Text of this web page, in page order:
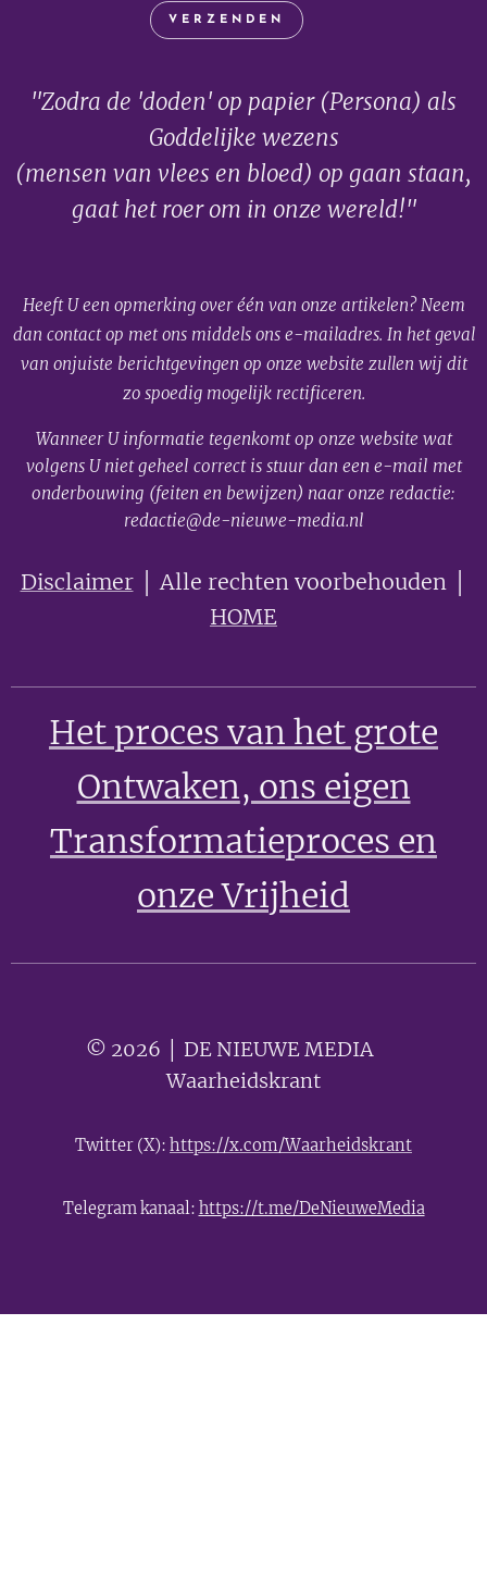
VERZENDEN
"Zodra de 'doden' op papier (Persona) als
Goddelijke wezens
(mensen van vlees en bloed) op gaan staan,
gaat het roer om in onze wereld!"
Heeft U een opmerking over één van onze artikelen? Neem
dan contact op met ons middels ons e-mailadres. In het geval
van onjuiste berichtgevingen op onze website zullen wij dit
zo spoedig mogelijk rectificeren.
Wanneer U informatie tegenkomt op onze website wat
volgens U niet geheel correct is stuur dan een e-mail met
onderbouwing (feiten en bewijzen) naar onze redactie:
redactie@de-nieuwe-media.nl
Disclaimer│ Alle rechten voorbehouden │
HOME
Het proces van het grote
Ontwaken, ons eigen
Transformatieproces en
onze Vrijheid
© 2026 │ DE NIEUWE MEDIA 🟣
Waarheidskrant
Twitter (X): https://x.com/Waarheidskrant
Telegram kanaal: https://t.me/DeNieuweMedia